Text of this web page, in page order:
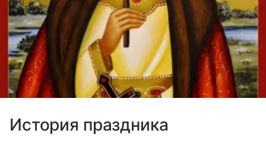
История праздника